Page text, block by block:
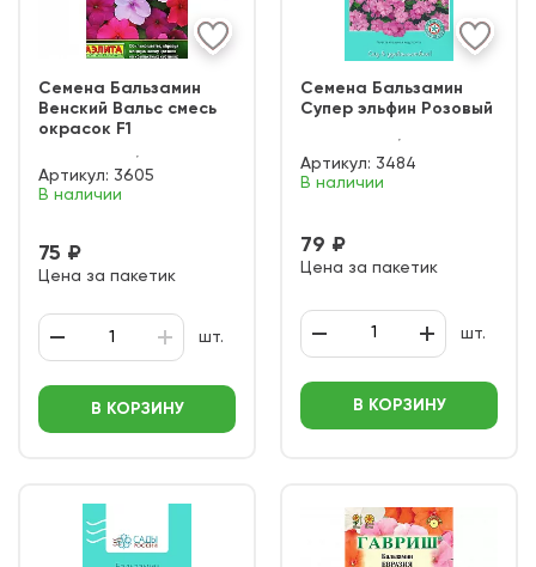
Семена Бальзамин
Венский Вальс смесь
окрасок F1
Артикул: 3605
В наличии
75 ₽
Цена за пакетик
шт.
В КОРЗИНУ
Семена Бальзамин
Супер эльфин Розовый
Артикул: 3484
В наличии
79 ₽
Цена за пакетик
шт.
В КОРЗИНУ